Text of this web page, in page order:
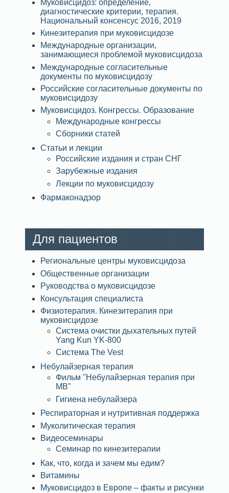
Муковисцидоз: определение,
диагностические критерии, терапия.
Национальный консенсус 2016, 2019
Кинезитерапия при муковисцидозе
Международные организации,
занимающиеся проблемой муковисцидоза
Международные согласительные
документы по муковисцидозу
Российские согласительные документы по
муковисцидозу
Муковисцидоз. Конгрессы. Образование
Международные конгрессы
Сборники статей
Статьи и лекции
Российские издания и стран СНГ
Зарубежные издания
Лекции по муковисцидозу
Фармаконадзор
Для пациентов
Региональные центры муковисцидоза
Общественные организации
Руководства о муковисцидозе
Консультация специалиста
Физиотерапия. Кинезитерапия при
муковисцидозе
Система очистки дыхательных путей
Yang Kun YK-800
Система The Vest
Небулайзерная терапия
Фильм "Небулайзерная терапия при
МВ"
Гигиена небулайзера
Респираторная и нутритивная поддержка
Муколитическая терапия
Видеосеминары
Семинар по кинезитерапии
Как, что, когда и зачем мы едим?
Витамины
Муковисцидоз в Европе – факты и рисунки